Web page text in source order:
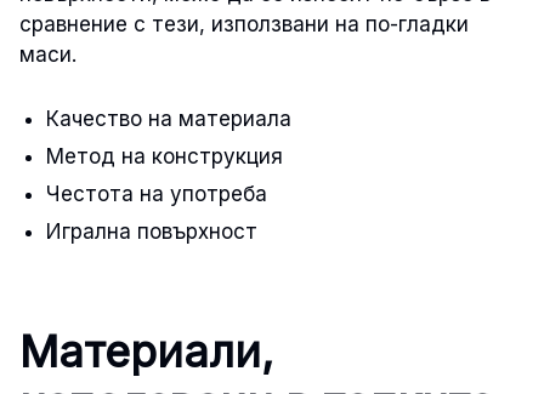
сравнение с тези, използвани на по-гладки
маси.
Качество на материала
Метод на конструкция
Честота на употреба
Игрална повърхност
Материали,